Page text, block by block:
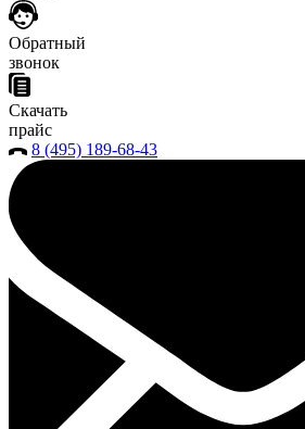
Обратный
звонок
Скачать
прайс
8 (495) 189-68-43